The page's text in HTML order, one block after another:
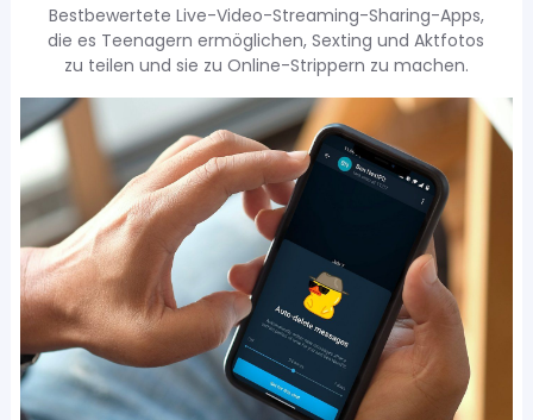
Bestbewertete Live-Video-Streaming-Sharing-Apps,
die es Teenagern ermöglichen, Sexting und Aktfotos
zu teilen und sie zu Online-Strippern zu machen.